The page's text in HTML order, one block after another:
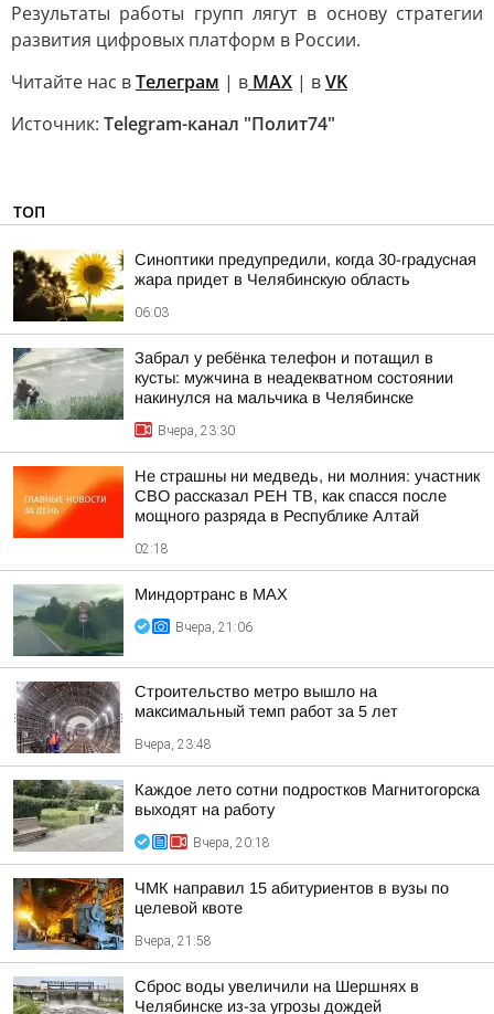
Результаты работы групп лягут в основу стратегии
развития цифровых платформ в России.
Читайте нас вТелеграм | в MAX | вVK
Источник: Telegram-канал "Полит74"
ТОП
Синоптики предупредили, когда 30-градусная
жара придет в Челябинскую область
06:03
Забрал у ребёнка телефон и потащил в
кусты: мужчина в неадекватном состоянии
накинулся на мальчика в Челябинске
Вчера, 23:30
Не страшны ни медведь, ни молния: участник
СВО рассказал РЕН ТВ, как спасся после
мощного разряда в Республике Алтай
02:18
Миндортранс в MAX
Вчера, 21:06
Строительство метро вышло на
максимальный темп работ за 5 лет
Вчера, 23:48
Каждое лето сотни подростков Магнитогорска
выходят на работу
Вчера, 20:18
ЧМК направил 15 абитуриентов в вузы по
целевой квоте
Вчера, 21:58
Сброс воды увеличили на Шершнях в
Челябинске из-за угрозы дождей